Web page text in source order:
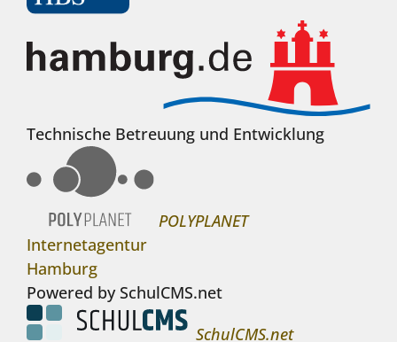
Technische Betreuung und Entwicklung
POLYPLANET
Internetagentur
Hamburg
Powered by SchulCMS.net
SchulCMS.net